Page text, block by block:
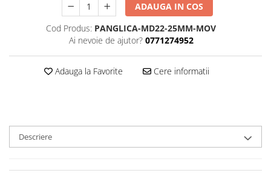
ADAUGA IN COS
Cod Produs: PANGLICA-MD22-25MM-MOV
Ai nevoie de ajutor? 0771274952
Adauga la Favorite Cere informatii
Descriere